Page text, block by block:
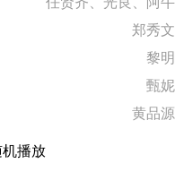
郑秀文
黎明
甄妮
黄品源
机播放